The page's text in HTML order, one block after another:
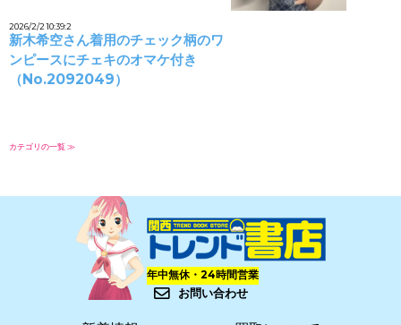
2026/2/2 10:39:2
新木希空さん着用のチェック柄のワ
ンピースにチェキのオマケ付き
（No.2092049）
カテゴリの一覧 ≫
年中無休・24時間営業
お問い合わせ